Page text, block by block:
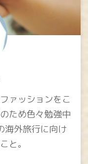
ァッションをこ
ため色々勉強中
海外旅行に向け
と。